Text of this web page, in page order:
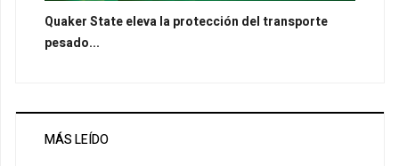
Quaker State eleva la protección del transporte
pesado...
MÁS LEÍDO